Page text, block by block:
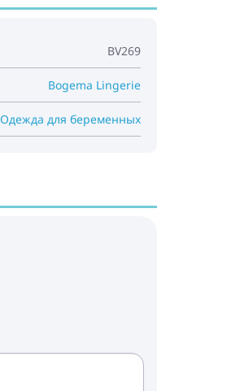
BV269
Bogema Lingerie
Одежда для беременных